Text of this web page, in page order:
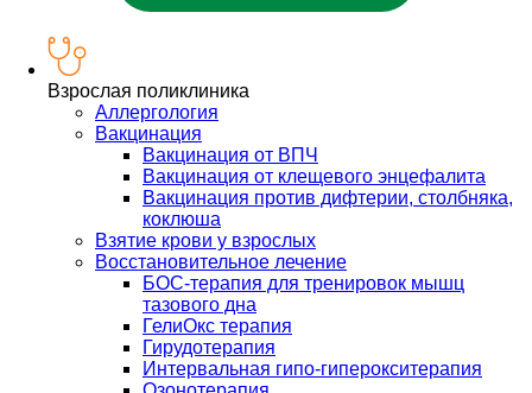
Взрослая поликлиника
Аллергология
Вакцинация
Вакцинация от ВПЧ
Вакцинация от клещевого энцефалита
Вакцинация против дифтерии, столбняка,
коклюша
Взятие крови у взрослых
Восстановительное лечение
БОС-терапия для тренировок мышц
тазового дна
ГелиОкс терапия
Гирудотерапия
Интервальная гипо-гиперокситерапия